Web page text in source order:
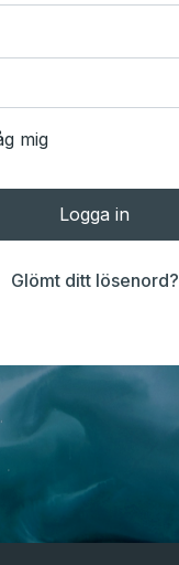
mig
Logga in
Glömt ditt lösenord?